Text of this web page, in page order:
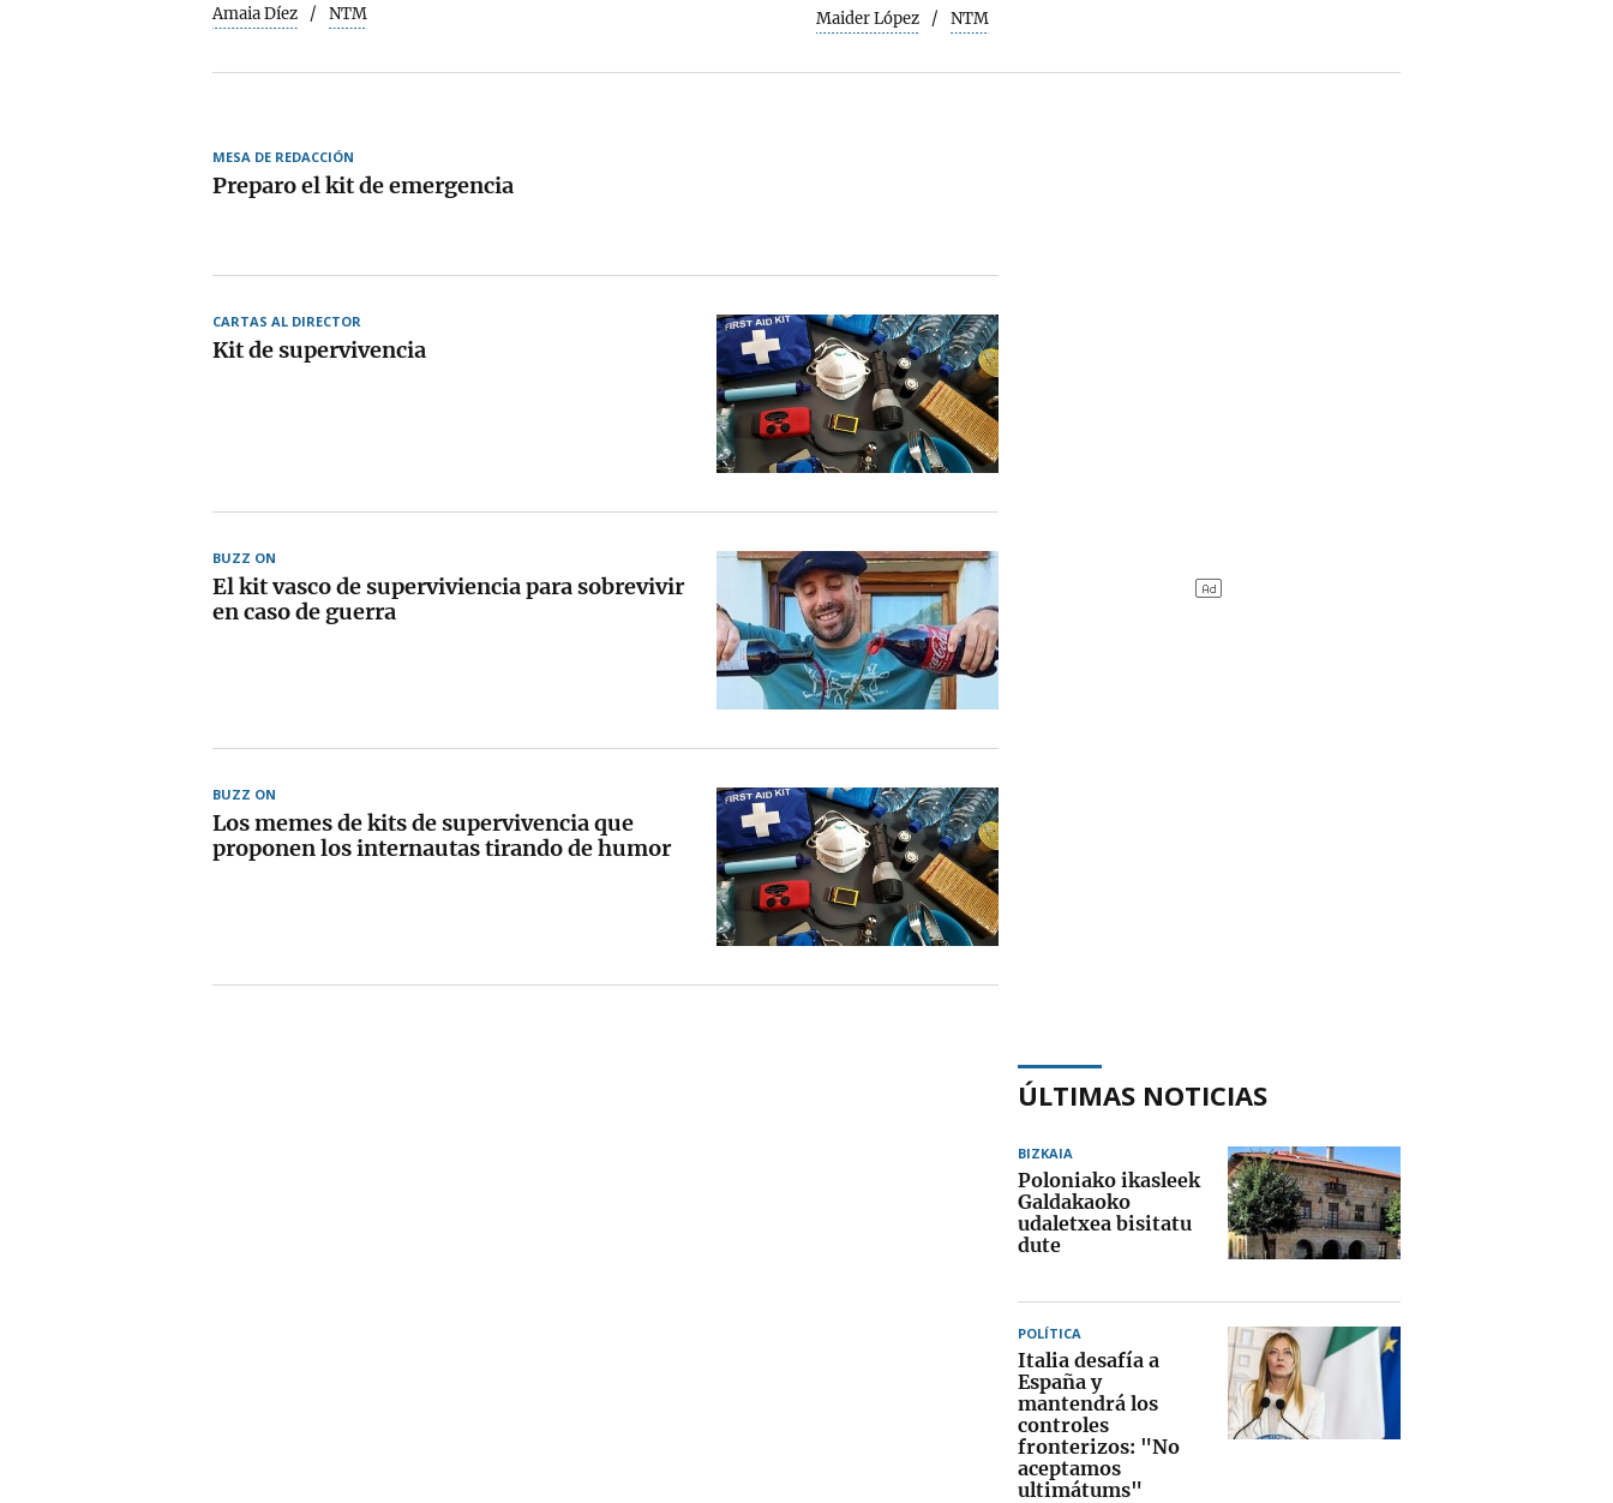
Amaia Díez NTM Maider López NTM
MESA DE REDACCIÓN
Preparo el kit de emergencia
CARTAS AL DIRECTOR
Kit de supervivencia
BUZZ ON
El kit vasco de superviviencia para sobrevivir
en caso de guerra
BUZZ ON
Los memes de kits de supervivencia que
proponen los internautas tirando de humor
ÚLTIMAS NOTICIAS
BIZKAIA
Poloniako ikasleek
Galdakaoko
udaletxea bisitatu
dute
POLÍTICA
Italia desafía a
España y
mantendrá los
controles
fronterizos: "No
aceptamos
ultimátums"